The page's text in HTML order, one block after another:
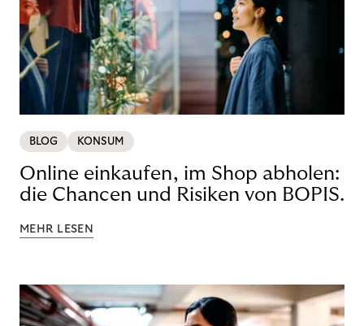
BLOG KONSUM
Online einkaufen, im Shop abholen:
die Chancen und Risiken von BOPIS.
MEHR LESEN